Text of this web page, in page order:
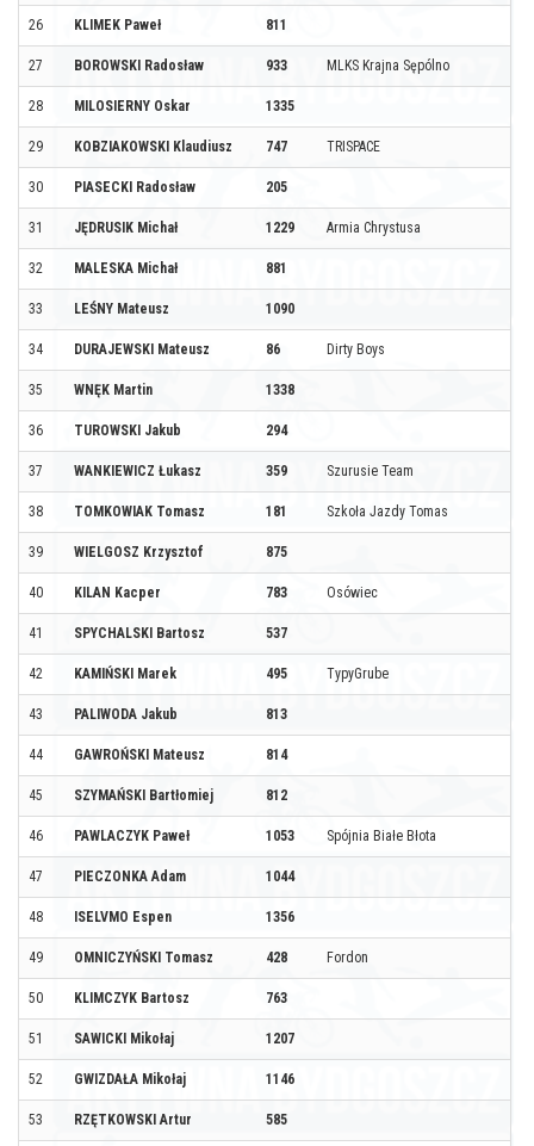
26 KLIMEK Paweł 811
27 BOROWSKI Radosław 933 MLKS Krajna Sępólno
28 MILOSIERNY Oskar 1335
29 KOBZIAKOWSKI Klaudiusz 747 TRISPACE
30 PIASECKI Radosław 205
31 JĘDRUSIK Michał 1229 Armia Chrystusa
32 MALESKA Michał 881
33 LEŚNY Mateusz 1090
34 DURAJEWSKI Mateusz 86 Dirty Boys
35 WNĘK Martin 1338
36 TUROWSKI Jakub 294
37 WANKIEWICZ Łukasz 359 Szurusie Team
38 TOMKOWIAK Tomasz 181 Szkoła Jazdy Tomas
39 WIELGOSZ Krzysztof 875
40 KILAN Kacper 783 Osówiec
41 SPYCHALSKI Bartosz 537
42 KAMIŃSKI Marek 495 TypyGrube
43 PALIWODA Jakub 813
44 GAWROŃSKI Mateusz 814
45 SZYMAŃSKI Bartłomiej 812
46 PAWLACZYK Paweł 1053 Spójnia Białe Błota
47 PIECZONKA Adam 1044
48 ISELVMO Espen 1356
49 OMNICZYŃSKI Tomasz 428 Fordon
50 KLIMCZYK Bartosz 763
51 SAWICKI Mikołaj 1207
52 GWIZDAŁA Mikołaj 1146
53 RZĘTKOWSKI Artur 585